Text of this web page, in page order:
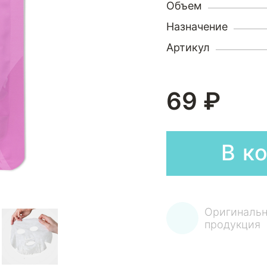
Объем
Назначение
Артикул
69 ₽
В
продукция